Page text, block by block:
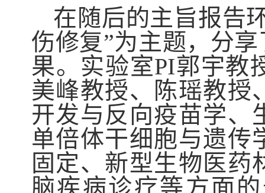
在随后的主旨报告
伤修复”为主题，分
果。实验室PI郭宇教
美峰教授、陈瑶教授
开发与反向疫苗学、
单倍体干细胞与遗传
固定、新型生物医药
脑疾病诊疗等方面